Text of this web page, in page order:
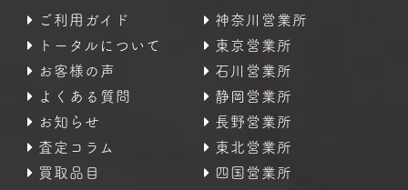
ご利用ガイド
トータルについて
お客様の声
よくある質問
お知らせ
査定コラム
買取品目
神奈川営業所
東京営業所
石川営業所
静岡営業所
長野営業所
東北営業所
四国営業所